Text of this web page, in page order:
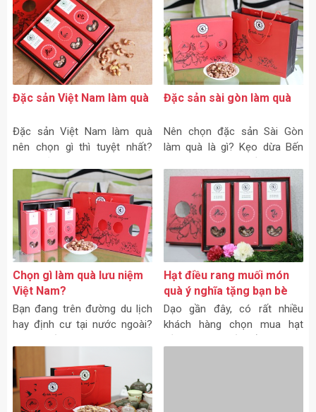
dùng đã quan trọng, lựa chọn
quà để tặng người còn quan
trọng hơn. Vậy quà tặng Việt
nào thể hiện hết thiện chí của
người tặng và sự cao
câu hỏi phổ biến của những ai
từng ghé thăm Việt Nam
Đặc sản sài gòn làm quà
làm quà là gì? Kẹo dừa Bến
Tre, nem lai vung Đồng Tháp,
bánh tét lá cẩm Cần Thơ,
bánh pía Sóc Trăng, tôm khô
Cà Mau, mì quảng Quảng
Nam,
Chọn gì làm quà lưu niệm
Việt Nam?
Bạn đang trên đường du lịch
hay định cư tại nước ngoài?
Bạn muốn tìm một món quà
lưu niệm Việt Nam để lưu lại
hình ảnh, tình cảm nơi đất
Việt? Mỗi quốc gia có những
Hạt điều rang muối món
quà ý nghĩa tặng bạn bè
quốc tế
Dạo gần đây, có rất nhiều
khách hàng chọn mua hạt
điều rang muối để làm quà
tặng cho người nước ngoài